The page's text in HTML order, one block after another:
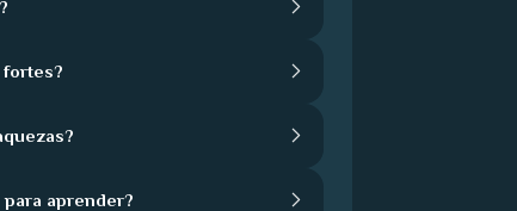
fortes?
aprender?